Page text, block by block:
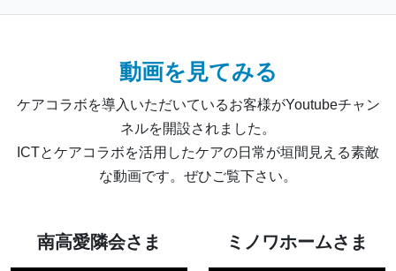
動画を見てみる
ケアコラボを導入いただいているお客様がYoutubeチャン
ネルを開設されました。
ICTとケアコラボを活用したケアの日常が垣間見える素敵
な動画です。ぜひご覧下さい。
南高愛隣会さま ミノワホームさま